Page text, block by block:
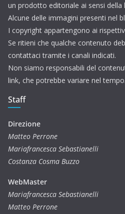
un prodotto editoriale ai sensi della
Alcune delle immagini presenti nel
I copyright appartengono ai
Se ritieni che qualche contenuto
contattaci tramite i canali indicati.
Non siamo responsabili del
link, che potrebbe variare nel tempo.
Staff
Direzione
Matteo Perrone
Mariafrancesca Sebastianelli
Costanza Cosma Buzzo
WebMaster
Mariafrancesca Sebastianelli
Matteo Perrone